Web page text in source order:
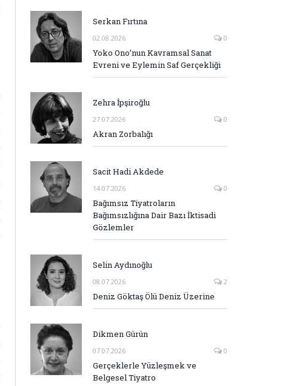
Serkan Fırtına
02.08.2026 0
Yoko Ono’nun Kavramsal Sanat
Evreni ve Eylemin Saf Gerçekliği
Zehra İpşiroğlu
27.07.2026 0
Akran Zorbalığı
Sacit Hadi Akdede
14.07.2026 0
Bağımsız Tiyatroların
Bağımsızlığına Dair Bazı İktisadi
Gözlemler
Selin Aydınoğlu
08.07.2026 2
Deniz Göktaş Ölü Deniz Üzerine
Dikmen Gürün
07.07.2026 0
Gerçeklerle Yüzleşmek ve
Belgesel Tiyatro